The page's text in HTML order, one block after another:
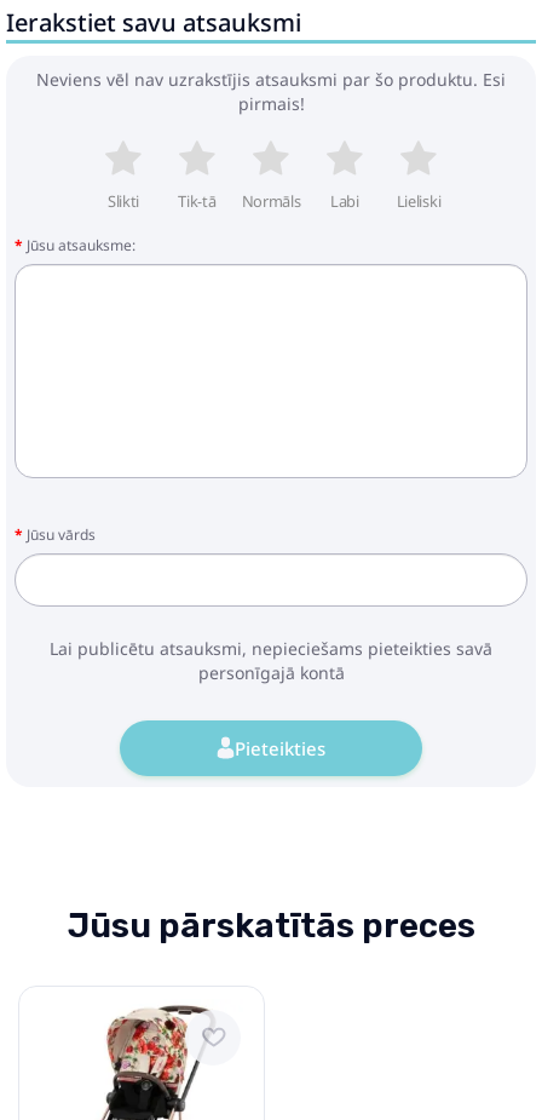
Ierakstiet savu atsauksmi
Neviens vēl nav uzrakstījis atsauksmi par šo produktu. Esi
pirmais!
Slikti Tik-tā Normāls Labi Lieliski
Jūsu atsauksme:
Jūsu vārds
Lai publicētu atsauksmi, nepieciešams pieteikties savā
personīgajā kontā
Pieteikties
Jūsu pārskatītās preces